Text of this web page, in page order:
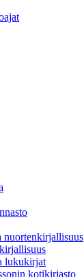
nuortenkirjallisuus
lukukirjat
kotikirjasto